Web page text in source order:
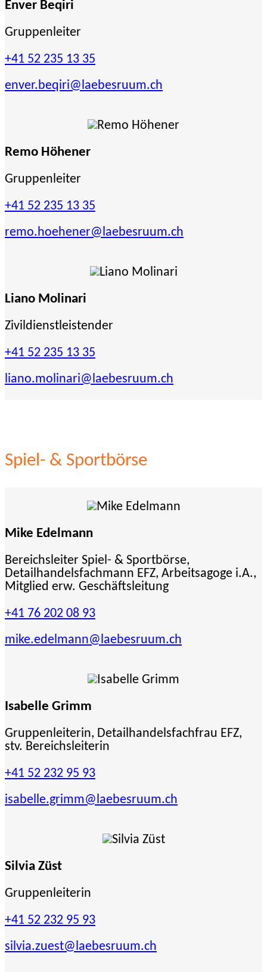
Enver Beqiri
Gruppenleiter
+41 52 235 13 35
enver.beqiri@laebesruum.ch
Remo Höhener
Gruppenleiter
+41 52 235 13 35
remo.hoehener@laebesruum.ch
Liano Molinari
Zivildienstleistender
+41 52 235 13 35
liano.molinari@laebesruum.ch
Spiel- & Sportbörse
Mike Edelmann
Bereichsleiter Spiel- & Sportbörse,
Detailhandelsfachmann EFZ, Arbeitsagoge i.A.,
Mitglied erw. Geschäftsleitung
+41 76 202 08 93
mike.edelmann@laebesruum.ch
Isabelle Grimm
Gruppenleiterin, Detailhandelsfachfrau EFZ,
stv. Bereichsleiterin
+41 52 232 95 93
isabelle.grimm@laebesruum.ch
Silvia Züst
Gruppenleiterin
+41 52 232 95 93
silvia.zuest@laebesruum.ch